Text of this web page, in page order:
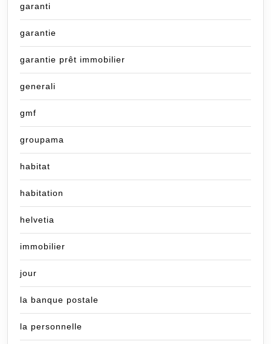
garanti
garantie
garantie prêt immobilier
generali
gmf
groupama
habitat
habitation
helvetia
immobilier
jour
la banque postale
la personnelle